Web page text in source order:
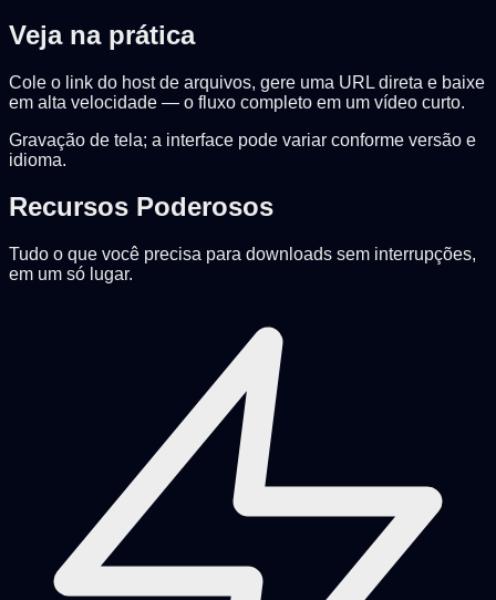
Veja na prática
Cole o link do host de arquivos, gere uma URL direta e baixe
em alta velocidade — o fluxo completo em um vídeo curto.
Gravação de tela; a interface pode variar conforme versão e
idioma.
Recursos Poderosos
Tudo o que você precisa para downloads sem interrupções,
em um só lugar.